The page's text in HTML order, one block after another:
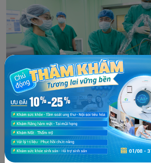
Các bác sĩ đang tiến hành tán sỏi thận
sỏi niệu quản 10mm bằng phương
bệnh đặc biệt